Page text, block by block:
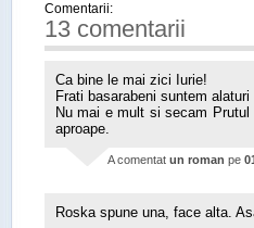
Comentarii:
13 comentarii
Ca bine le mai zici Iurie!
Frati basarabeni suntem
Nu mai e mult si secam Prutul
aproape.
A comentat un roman pe
Roska spune una, face alta.